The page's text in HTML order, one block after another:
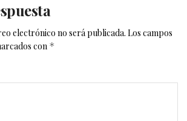
electrónico no será publicada. Los campos
con *